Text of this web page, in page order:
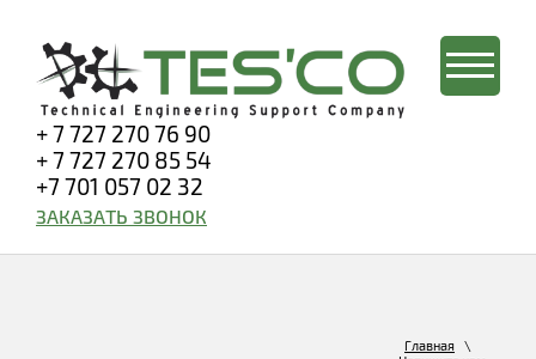
+ 7 727 270 76 90
+ 7 727 270 85 54
+7 701 057 02 32
ЗАКАЗАТЬ ЗВОНОК
Главная \